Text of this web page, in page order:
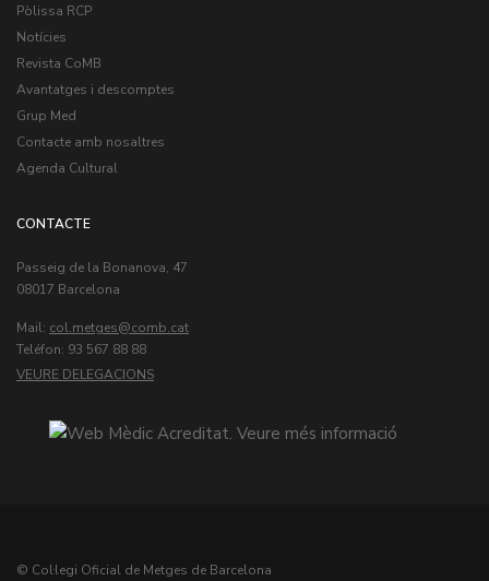
Pòlissa RCP
Notícies
Revista CoMB
Avantatges i descomptes
Grup Med
Contacte amb nosaltres
Agenda Cultural
CONTACTE
Passeig de la Bonanova, 47
08017 Barcelona
Mail: col.metges
Teléfon: 93 567 88 88
VEURE DELEGACIONS
© Col·legi Oficial de Metges de Barcelona